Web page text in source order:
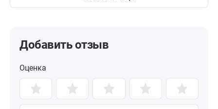
Добавить отзыв
Оценка